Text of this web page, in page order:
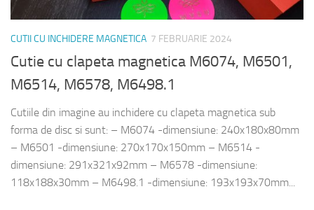
CUTII CU INCHIDERE MAGNETICA 7 FEBRUARIE 2024
Cutie cu clapeta magnetica M6074, M6501,
M6514, M6578, M6498.1
Cutiile din imagine au inchidere cu clapeta magnetica sub
forma de disc si sunt: – M6074 -dimensiune: 240x180x80mm
– M6501 -dimensiune: 270x170x150mm – M6514 -
dimensiune: 291x321x92mm – M6578 -dimensiune:
118x188x30mm – M6498.1 -dimensiune: 193x193x70mm...